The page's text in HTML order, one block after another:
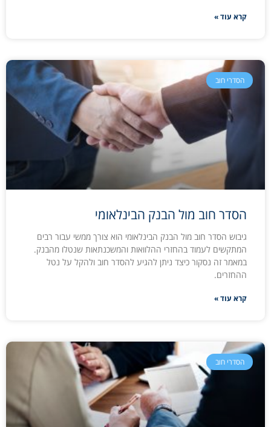
קרא עוד »
הסדרי חוב
הסדר חוב מול הבנק הבינלאומי
גיבוש הסדר חוב מול הבנק הבינלאומי הוא צורך ממשי עבור רבים
המתקשים לעמוד בהחזרי ההלוואות והמשכנתאות שנטלו מהבנק.
במאמר זה נסקור כיצד ניתן להגיע להסדר חוב ולהקל על נטל
ההחזרים.
קרא עוד »
הסדרי חוב